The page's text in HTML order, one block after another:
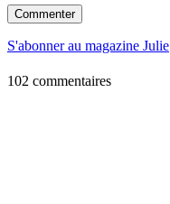
Commenter
S'abonner au magazine Julie
102 commentaires